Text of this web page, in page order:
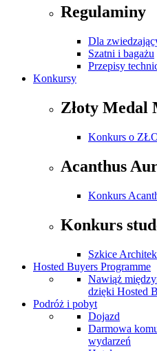
Regulaminy
Dla
Szatni i bagażu
Przepisy
Konkursy
Złoty Medal
Konkurs o
Acanthus
Konkurs
Konkurs
Szkice
Hosted Buyers Programme
Nawiąż
dzięki Hosted
Podróż i pobyt
Dojazd
Darmowa
wydarzeń